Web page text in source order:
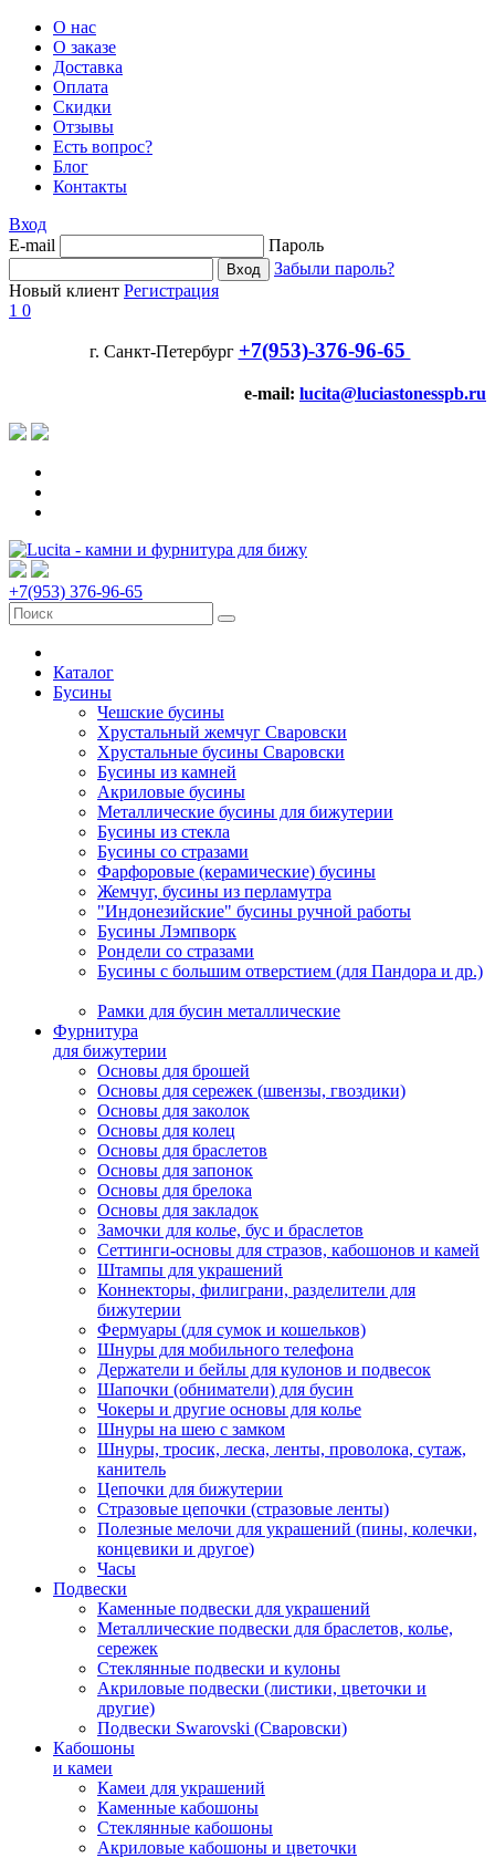
О нас
О заказе
Доставка
Оплата
Скидки
Отзывы
Есть вопрос?
Блог
Контакты
Вход
E-mail
Пароль
Забыли пароль?
Новый клиент Регистрация
1 0
г. Санкт-Петербург +7(953)-376-96-65
e-mail: lucita@luciastonesspb.ru
+7(953) 376-96-65
Каталог
Бусины
Чешские бусины
Хрустальный жемчуг Сваровски
Хрустальные бусины Сваровски
Бусины из камней
Акриловые бусины
Металлические бусины для бижутерии
Бусины из стекла
Бусины со стразами
Фарфоровые (керамические) бусины
Жемчуг, бусины из перламутра
"Индонезийские" бусины ручной работы
Бусины Лэмпворк
Рондели со стразами
Бусины с большим отверстием (для Пандора и др.)
Рамки для бусин металлические
Фурнитура
для бижутерии
Основы для брошей
Основы для сережек (швензы, гвоздики)
Основы для заколок
Основы для колец
Основы для браслетов
Основы для запонок
Основы для брелока
Основы для закладок
Замочки для колье, бус и браслетов
Сеттинги-основы для стразов, кабошонов и камей
Штампы для украшений
Коннекторы, филиграни, разделители для
бижутерии
Фермуары (для сумок и кошельков)
Шнуры для мобильного телефона
Держатели и бейлы для кулонов и подвесок
Шапочки (обниматели) для бусин
Чокеры и другие основы для колье
Шнуры на шею с замком
Шнуры, тросик, леска, ленты, проволока, сутаж,
канитель
Цепочки для бижутерии
Стразовые цепочки (стразовые ленты)
Полезные мелочи для украшений (пины, колечки,
концевики и другое)
Часы
Подвески
Каменные подвески для украшений
Металлические подвески для браслетов, колье,
сережек
Стеклянные подвески и кулоны
Акриловые подвески (листики, цветочки и
другие)
Подвески Swarovski (Сваровски)
Кабошоны
и камеи
Камеи для украшений
Каменные кабошоны
Стеклянные кабошоны
Акриловые кабошоны и цветочки